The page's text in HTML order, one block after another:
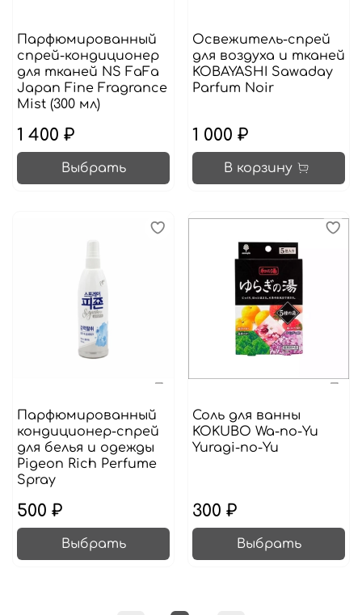
Парфюмированный
спрей-кондиционер
для тканей NS FaFa
Japan Fine Fragrance
Mist (300 мл)
1 400 ₽
Выбрать
Освежитель-спрей
для воздуха и тканей
KOBAYASHI Sawaday
Parfum Noir
1 000 ₽
В корзину
Парфюмированный
кондиционер-спрей
для белья и одежды
Pigeon Rich Perfume
Spray
500 ₽
Выбрать
Соль для ванны
KOKUBO Wa-no-Yu
Yuragi-no-Yu
300 ₽
Выбрать